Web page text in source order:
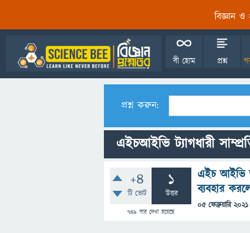
বিজ্ঞান ও
বী হোম প্রশ্ন
প্রশ্ন করুন:
এইচআইভি ট্যাগধারী
+4
টি ভোট
1
উত্তর
749 বার দেখা হয়েছে
এইচ আইভি
ব্যবহার
05 ফেব্রুয়ারি 2021